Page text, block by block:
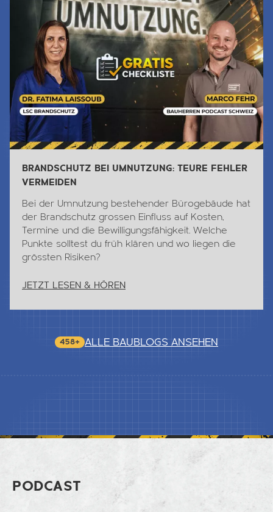
BRANDSCHUTZ BEI UMNUTZUNG: TEURE FEHLER
VERMEIDEN
Bei der Umnutzung bestehender Bürogebäude hat
der Brandschutz grossen Einfluss auf Kosten,
Termine und die Bewilligungsfähigkeit. Welche
Punkte solltest du früh klären und wo liegen die
grössten Risiken?
JETZT LESEN & HÖREN
458+ ALLE BAUBLOGS ANSEHEN
Footer Das beste Kosten-Nutzen-
PODCAST